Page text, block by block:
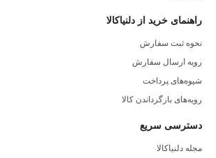
راهنمای خرید از دلنیاکالا
نحوه ثبت سفارش
رویه ارسال سفارش
شیوه‌های پرداخت
رویه‌های بازگرداندن کالا
دسترسی سریع
مجله دلنیاکالا